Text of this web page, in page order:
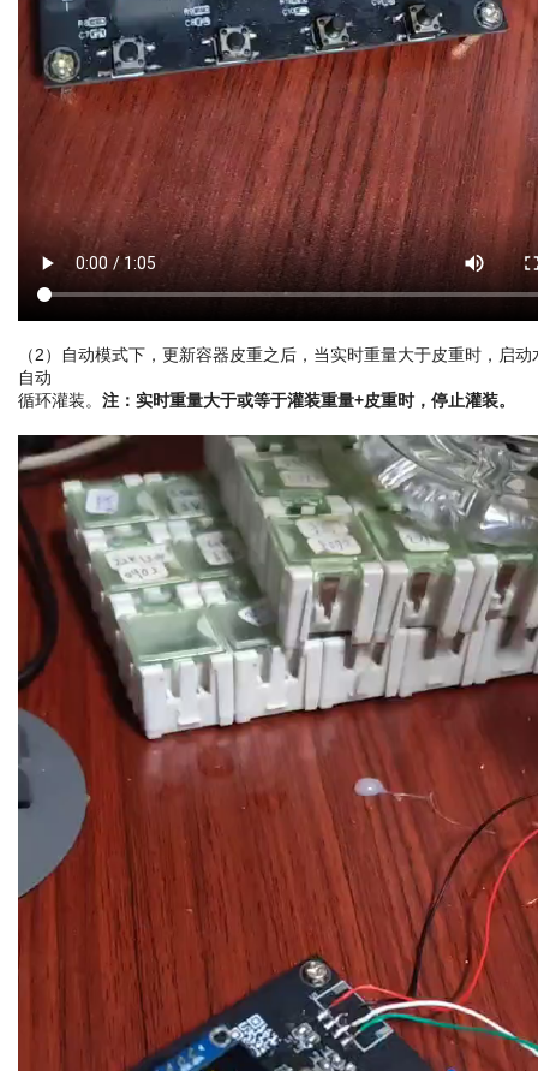
（2）自动模式下，更新容器皮重之后，当实时重量大于皮重时，启
自动
循环灌装。 注：实时重量大于或等于灌装重量+皮重时，停止灌装。